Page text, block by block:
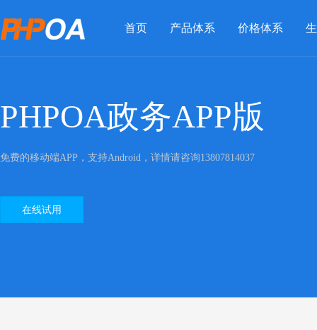
首页 产品体系 价格体系
PHPOA政务APP版
免费的移动端APP，支持Android，详情请咨询13807814037
在线试用